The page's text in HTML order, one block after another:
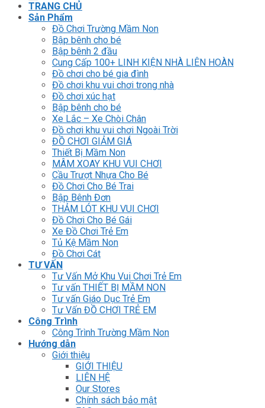
TRANG CHỦ
Sản Phẩm
Đồ Chơi Trường Mầm Non
Bập bênh cho bé
Bập bênh 2 đầu
Cung Cấp 100+ LINH KIỆN NHÀ LIÊN HOÀN
Đồ chơi cho bé gia đình
Đồ chơi khu vui chơi trong nhà
Đồ chơi xúc hạt
Bập bênh cho bé
Xe Lắc – Xe Chòi Chân
Đồ chơi khu vui chơi Ngoài Trời
ĐỒ CHƠI GIẢM GIÁ
Thiết Bị Mầm Non
MÂM XOAY KHU VUI CHƠI
Cầu Trượt Nhựa Cho Bé
Đồ Chơi Cho Bé Trai
Bập Bênh Đơn
THẢM LÓT KHU VUI CHƠI
Đồ Chơi Cho Bé Gái
Xe Đồ Chơi Trẻ Em
Tủ Kệ Mầm Non
Đồ Chơi Cát
TƯ VẤN
Tư Vấn Mở Khu Vui Chơi Trẻ Em
Tư vấn THIẾT BỊ MẦM NON
Tư vấn Giáo Dục Trẻ Em
Tư Vấn ĐỒ CHƠI TRẺ EM
Công Trình
Công Trình Trường Mầm Non
Hướng dẫn
Giới thiệu
GIỚI THIỆU
LIÊN HỆ
Our Stores
Chính sách bảo mật